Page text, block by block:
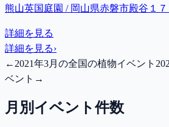
熊山英国庭園 / 岡山県赤磐市殿谷１７
詳細を見る
詳細を見る›
← 2021年3月の全国の植物イベント
ベント →
月別イベント件数